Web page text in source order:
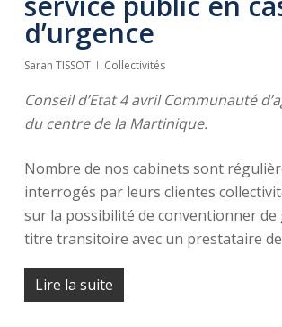
d’urgence
Sarah TISSOT Collectivités
Conseil d’Etat 4 avril Communauté
du centre de la Martinique.
Nombre de nos cabinets sont
interrogés par leurs clientes
sur la possibilité de conventionner de
titre transitoire avec un prestataire
Lire la suite